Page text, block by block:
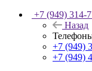
+7 (949) 314-
Назад
+7 (949)
+7 (949)